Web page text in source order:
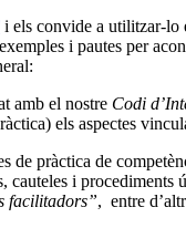
i els convide a utilitzar-lo
i pautes per
amb el nostre Codi
els aspectes
de pràctica de
cauteles i procediments
facilitadors”, entre